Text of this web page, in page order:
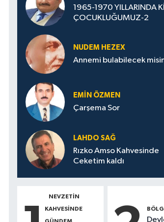
1965-1970 YILLARINDA Kİ
ÇOCUKLUĞUMUZ-2
NUDEM HEZEX
Annemi bulabilecek
EMIN ÖZMEN
Çarşema Sor
LAHDO SAĞ
Rızko Amso Kahvesinde
Ceketim kaldı
NEVZETİN
KAHVESİNDE